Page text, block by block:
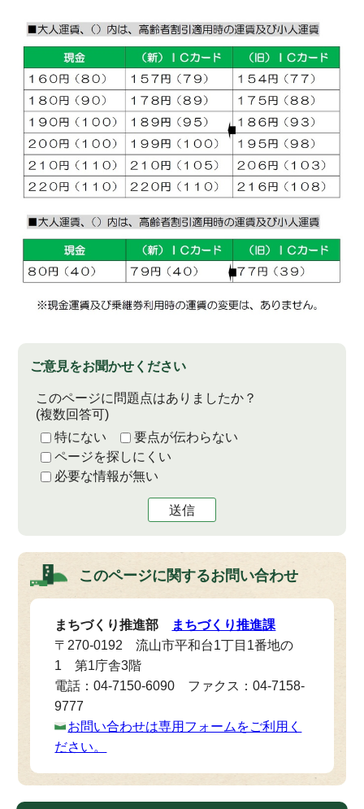
ご意見をお聞かせください
このページに問題点はありましたか？
(複数回答可)
特にない
要点が伝わらない
ページを探しにくい
必要な情報が無い
送信
このページに関するお問い合わせ
まちづくり推進部
まちづくり推進課
〒270-0192 流山市平和台1丁目1番地の
1 第1庁舎3階
電話：04-7150-6090 ファクス：04-7158-
9777
お問い合わせは専用フォームをご利用く
ださい。